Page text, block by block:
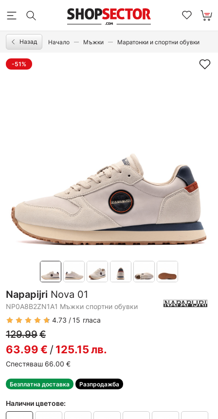
Назад Начало Мъжки Маратонки и спортни обувки
-51%
Napapijri Nova 01
NP0A8B2ZN1A1 Мъжки спортни обувки
4.73
15 гласа
129.99€
63.99€ /125.15лв.
Спестяваш 66.00 €
Безплатна доставка Разпродажба
Налични цветове: